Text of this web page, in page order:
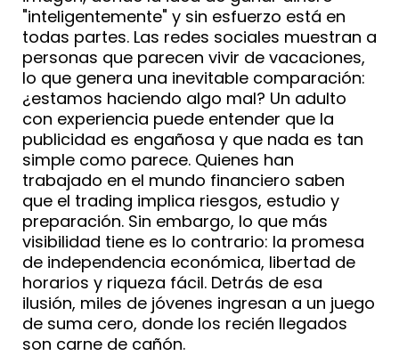
"inteligentemente" y sin esfuerzo está en
todas partes. Las redes sociales muestran a
personas que parecen vivir de vacaciones,
lo que genera una inevitable comparación:
¿estamos haciendo algo mal? Un adulto
con experiencia puede entender que la
publicidad es engañosa y que nada es tan
simple como parece. Quienes han
trabajado en el mundo financiero saben
que el trading implica riesgos, estudio y
preparación. Sin embargo, lo que más
visibilidad tiene es lo contrario: la promesa
de independencia económica, libertad de
horarios y riqueza fácil. Detrás de esa
ilusión, miles de jóvenes ingresan a un juego
de suma cero, donde los recién llegados
son carne de cañón.